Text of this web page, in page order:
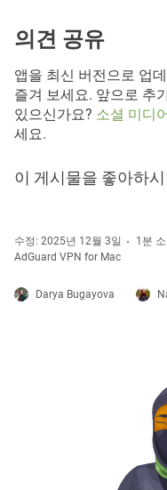
의견 공유
앱을 최신 버전으로 업
즐겨 보세요. 앞으로 추
있으신가요? 소셜 미디
세요.
이 게시물을 좋아하
수정: 2025년 12월 3일 1분
AdGuard VPN for Mac
Darya Bugayova